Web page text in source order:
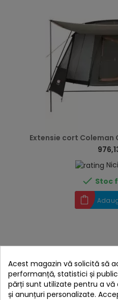
Extensie cort Coleman
 Stoc
Acest magazin vă solicită să
performanță, statistici și
părți sunt utilizate pentru a
și anunțuri personalizate.